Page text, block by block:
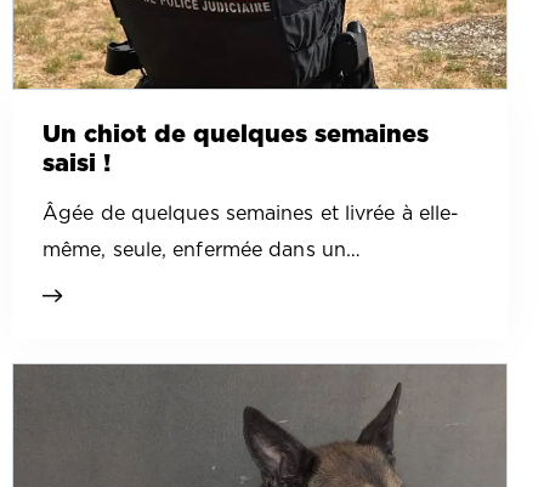
Un chiot de quelques semaines
saisi !
Âgée de quelques semaines et livrée à elle-
même, seule, enfermée dans un…